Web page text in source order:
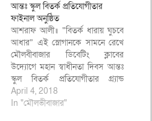
আন্তঃ স্কুল বিতর্ক প্রতিযোগীতার
ফাইনাল অনুষ্ঠিত
আশরাফ আলী॥ “বিতর্ক ধারায় ঘুচবে
আধার” এই স্লোগানকে সামনে রেখে
মৌলবীবাজার ডিবেটিং ক্লাবের
উদ্যোগে মহান স্বাধীনতা দিবস আন্তঃ
স্কুল বিতর্ক প্রতিযোগীতার গ্র্যান্ড
ফাইনাল, কর্মশালা ও পুরষ্কার বিতরণী
অনুষ্ঠিত হয়েছে। বুধবার ৪ এপ্রিল
April 4, 2018
In "মৌলভীবাজার"